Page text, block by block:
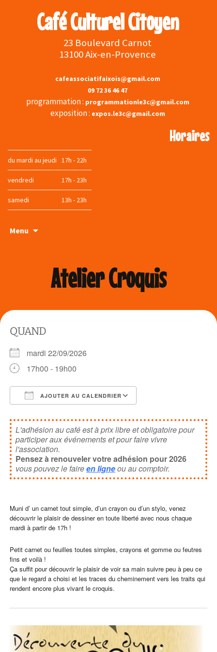
Café Culturel Citoyen
23 Boulevard Carnot
13100 Aix-en-Provence
cafeassociatifaixois@gmail.com
09 72 36 46 47
programmation : programmationle3c@gmail.com
exposition : expos.le3c@gmail.com
Horaires
du mardi au jeudi 17h - 22h
vendredi 17h - 23h
samedi 13h - 23h
Menu
Atelier Croquis
QUAND
mardi 22/09/2026
17h00 - 19h00
AJOUTER AU CALENDRIER
L'adhésion au café est à prix libre et obligatoire pour
participer aux événements et pour faire vivre
l'association.
Pensez à renouveler votre adhésion pour 2026
vous pouvez le faireen ligneou au comptoir.
Muni d’ un carnet tout simple, d’un crayon ou d’un stylo, venez
découvrir le plaisir de dessiner en toute liberté avec nous chaque
mardi à partir de 17h !
Petit carnet ou feuilles toutes simples, crayons et gomme ou feutres
fins et voilà !
Ça suffit pour découvrir le plaisir de voir sa main suivre peu à peu ce
que le regard a choisi et les traces du cheminement vers les traits qui
rendent encore plus vivant le croquis.